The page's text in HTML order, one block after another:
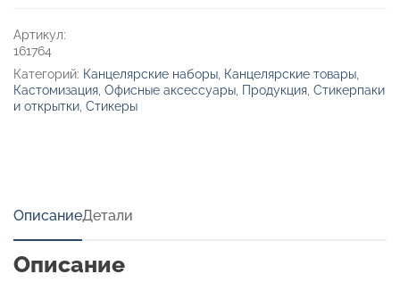
вертикальный
Артикул:
161764
Категорий: Канцелярские наборы Канцелярские товары
Кастомизация Офисные аксессуары Продукция Стикерпаки
и открытки Стикеры
ОписаниеДетали
Описание